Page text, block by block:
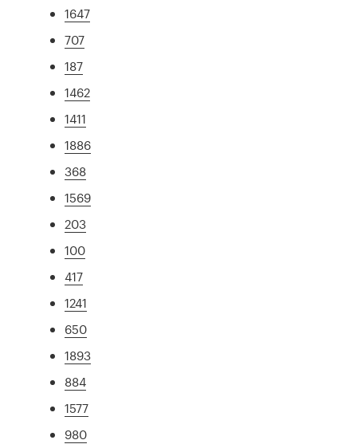
1647
707
187
1462
1411
1886
368
1569
203
100
417
1241
650
1893
884
1577
980